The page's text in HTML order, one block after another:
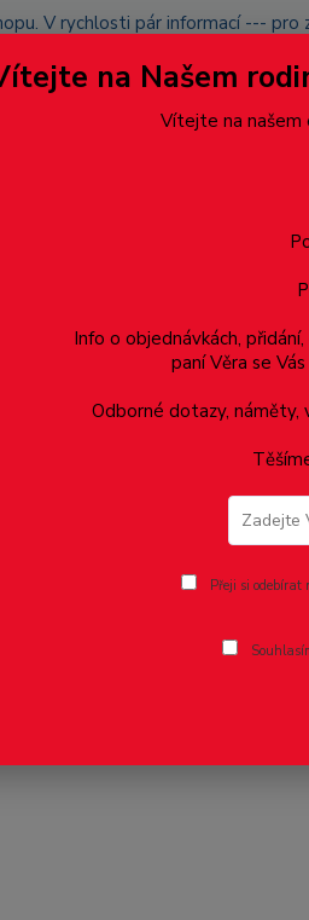
V rychlosti pár informací ---
nějakého důvodu zásilku
přidán na
Doprava a platba Více
Dárkové
průřezu průměr 1.8mm - 1ks
1.8mm - 1ks
na Našem
Vítejte na našem
Info o objednávkách,
paní Věra se
Odborné dotazy, náměty,
Přeji si odebírat